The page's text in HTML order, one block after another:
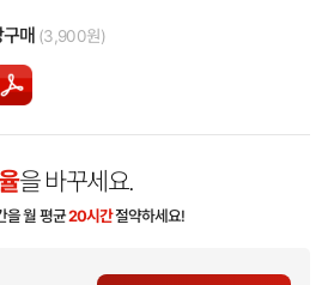
구매 (3,900원)
을 바꾸세요.
을 월 평균20시간절약하세요!